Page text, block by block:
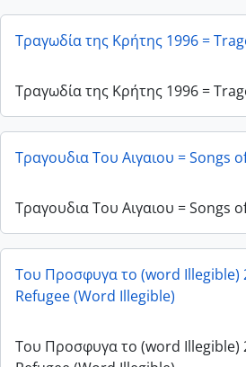
Τραγωδία της Κρήτης 1996 =
Τραγωδία της Κρήτης 1996 =
Τραγουδια Του Αιγαιου = Songs
Τραγουδια Του Αιγαιου = Songs
Του Προσφυγα το (word Illegible)
Refugee (Word Illegible)
Του Προσφυγα το (word Illegible)